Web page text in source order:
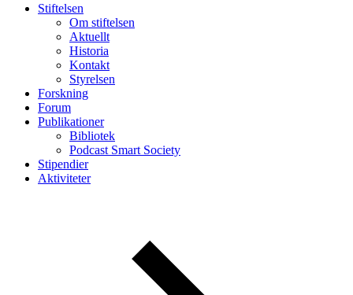
Stiftelsen
Om stiftelsen
Aktuellt
Historia
Kontakt
Styrelsen
Forskning
Forum
Publikationer
Bibliotek
Podcast Smart Society
Stipendier
Aktiviteter